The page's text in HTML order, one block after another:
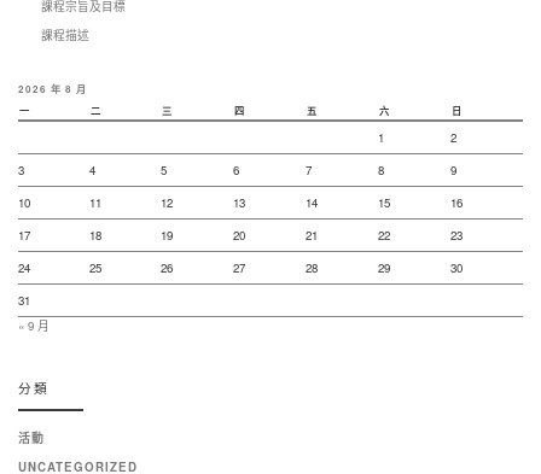
課程宗旨及目標
課程描述
2026 年 8 月
一 二 三 四 五 六 日
1
2
3
4 5 6 7 8
9
10
11 12 13 14 15
16
17
18 19 20 21 22
23
24
25 26 27 28 29
30
31
« 9 月
分類
活動
UNCATEGORIZED